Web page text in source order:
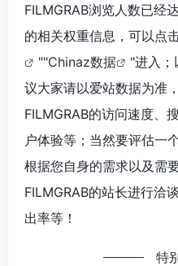
FILMGRAB浏览人数已经
的相关权重信息，可以点
""Chinaz数据
"进入；
议大家请以爱站数据为准
FILMGRAB的访问速度、
户体验等；当然要评估一
根据您自身的需求以及需
FILMGRAB的站长进行洽
出率等！
特